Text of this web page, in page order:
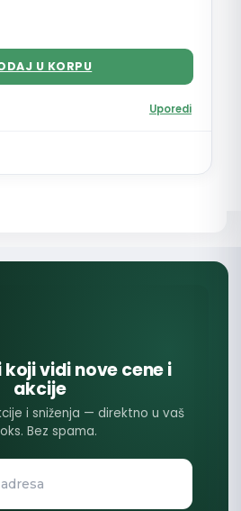
U KORPU
Uporedi
vidi nove cene i
akcije
i sniženja — direktno u vaš
Bez spama.